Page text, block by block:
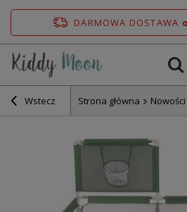
DARMOWA DOSTAWA
Wstecz Strona główna Nowości